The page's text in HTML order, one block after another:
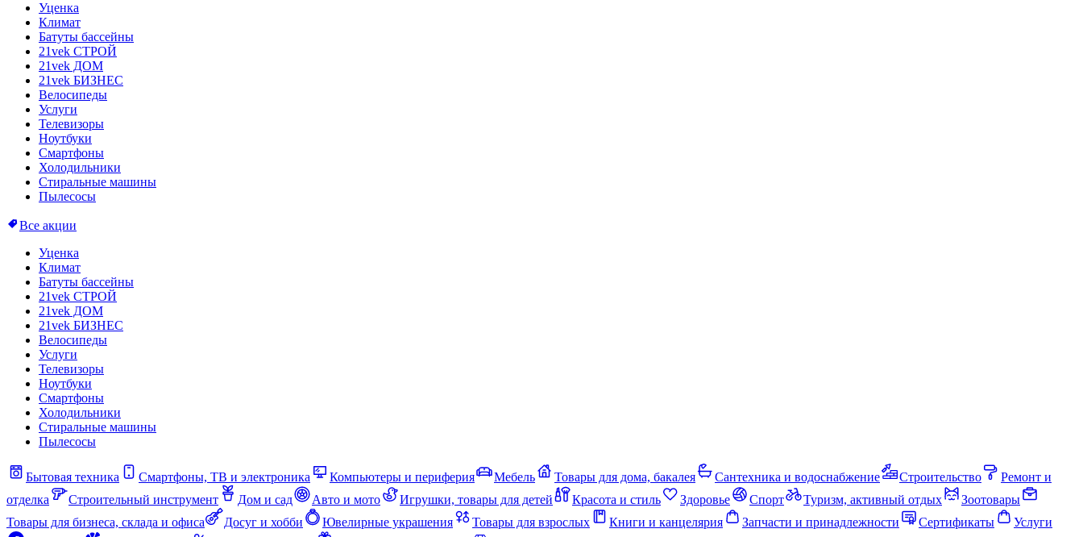
Уценка
Климат
Батуты бассейны
21vek СТРОЙ
21vek ДОМ
21vek БИЗНЕС
Велосипеды
Услуги
Телевизоры
Ноутбуки
Смартфоны
Холодильники
Стиральные машины
Пылесосы
Все акции
Уценка
Климат
Батуты бассейны
21vek СТРОЙ
21vek ДОМ
21vek БИЗНЕС
Велосипеды
Услуги
Телевизоры
Ноутбуки
Смартфоны
Холодильники
Стиральные машины
Пылесосы
Бытовая техника Смартфоны, ТВ и электроника Компьютеры и периферия Мебель Товары для дома, бакалея Сантехника и водоснабжение Строительство
Ремонт и
отделка
Строительный инструмент Дом и сад Авто и мото Игрушки, товары для детей Красота и стиль Здоровье Спорт Туризм, активный отдых
Зоотовары
Товары для бизнеса, склада и офиса
Досуг и хобби Ювелирные украшения Товары для взрослых Книги и канцелярия Запчасти и принадлежности Сертификаты
Услуги